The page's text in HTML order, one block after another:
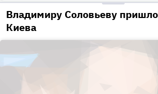
Владимиру Соловьеву
Киева